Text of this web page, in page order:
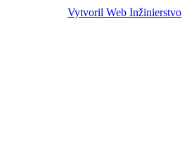
Vytvoril Web Inžinierstvo